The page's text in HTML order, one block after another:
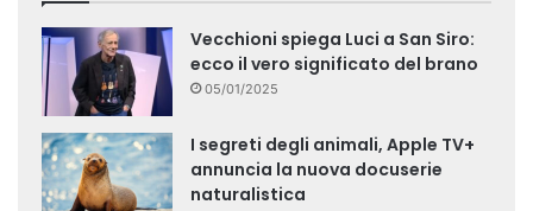
Vecchioni spiega Luci a San Siro:
ecco il vero significato del brano
05/01/2025
I segreti degli animali, Apple TV+
annuncia la nuova docuserie
naturalistica